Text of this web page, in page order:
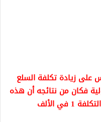
على زيادة تكلفة السلع
فكان من نتائجه أن هذه
الألف